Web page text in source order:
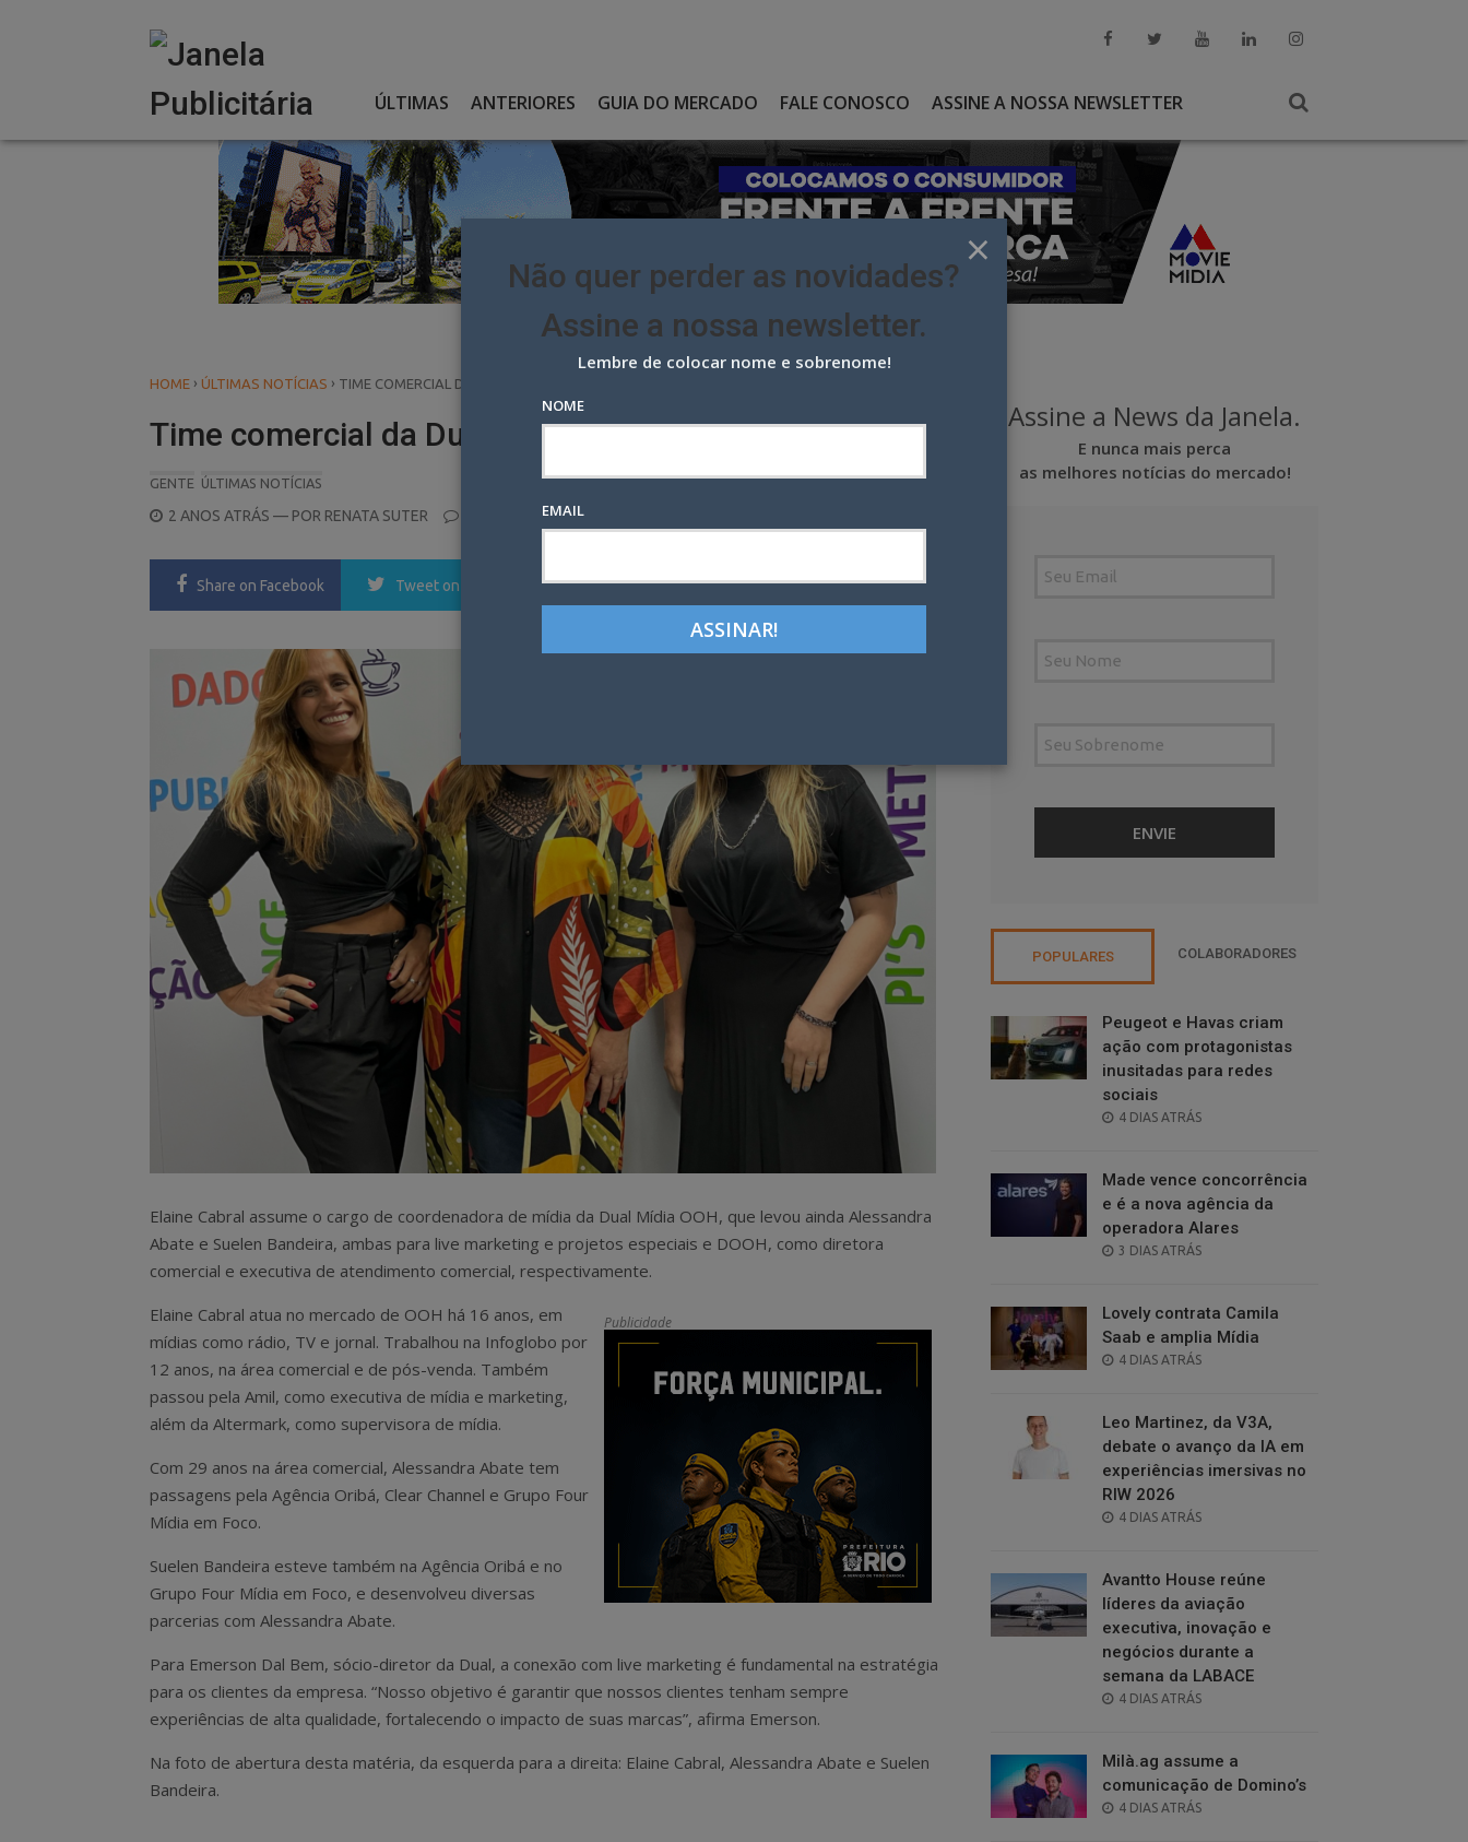
ÚLTIMAS ANTERIORES GUIA DO MERCADO FALE CONOSCO ASSINE A NOSSA NEWSLETTER
HOME › ÚLTIMAS NOTÍCIAS › TIME COMERCIAL DA DUAL MÍDIA OOH GANHA REFORÇOS
Time comercial da Dual Mídia OOH ganha reforços
GENTE ÚLTIMAS NOTÍCIAS
POSTED
2 ANOS ATRÁS — POR RENATA SUTER
Share on Facebook Tweet on Twitter Google+ LinkedIn Pinterest
Elaine Cabral assume o cargo de coordenadora de mídia da Dual Mídia OOH, que levou ainda Alessandra
Abate e Suelen Bandeira, ambas para live marketing e projetos especiais e DOOH, como diretora
comercial e executiva de atendimento comercial, respectivamente.
Publicidade
Elaine Cabral atua no mercado de OOH há 16 anos, em
mídias como rádio, TV e jornal. Trabalhou na Infoglobo por
12 anos, na área comercial e de pós-venda. Também
passou pela Amil, como executiva de mídia e marketing,
além da Altermark, como supervisora de mídia.
Com 29 anos na área comercial, Alessandra Abate tem
passagens pela Agência Oribá, Clear Channel e Grupo Four
Mídia em Foco.
Suelen Bandeira esteve também na Agência Oribá e no
Grupo Four Mídia em Foco, e desenvolveu diversas
parcerias com Alessandra Abate.
Para Emerson Dal Bem, sócio-diretor da Dual, a conexão com live marketing é fundamental na estratégia
para os clientes da empresa. “Nosso objetivo é garantir que nossos clientes tenham sempre
experiências de alta qualidade, fortalecendo o impacto de suas marcas”, afirma Emerson.
Na foto de abertura desta matéria, da esquerda para a direita: Elaine Cabral, Alessandra Abate e Suelen
Bandeira.
Assine a News da Janela.
E nunca mais perca
as melhores notícias do mercado!
POPULARES COLABORADORES
Peugeot e Havas criam
ação com protagonistas
inusitadas para redes
sociais
POSTED
4 DIAS ATRÁS
Made vence concorrência
e é a nova agência da
operadora Alares
POSTED
3 DIAS ATRÁS
Lovely contrata Camila
Saab e amplia Mídia
POSTED
4 DIAS ATRÁS
Leo Martinez, da V3A,
debate o avanço da IA em
experiências imersivas no
RIW 2026
POSTED
4 DIAS ATRÁS
Avantto House reúne
líderes da aviação
executiva, inovação e
negócios durante a
semana da LABACE
POSTED
4 DIAS ATRÁS
Milà.ag assume a
comunicação de Domino’s
POSTED
4 DIAS ATRÁS
×
Não quer perder as novidades?
Assine a nossa newsletter.
Lembre de colocar nome e sobrenome!
NOME
EMAIL